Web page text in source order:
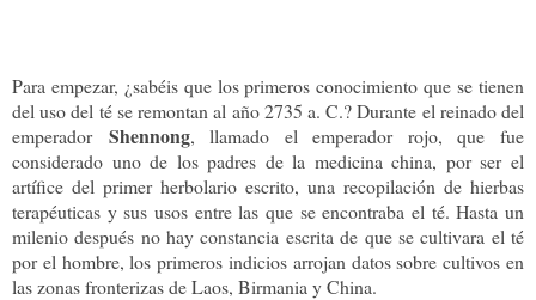
Para empezar, ¿sabéis que los primeros conocimiento que se tienen
del uso del té se remontan al año 2735 a. C.? Durante el reinado del
emperador Shennong, llamado el emperador rojo, que fue
considerado uno de los padres de la medicina china, por ser el
artífice del primer herbolario escrito, una recopilación de hierbas
terapéuticas y sus usos entre las que se encontraba el té. Hasta un
milenio después no hay constancia escrita de que se cultivara el té
por el hombre, los primeros indicios arrojan datos sobre cultivos en
las zonas fronterizas de Laos, Birmania y China.